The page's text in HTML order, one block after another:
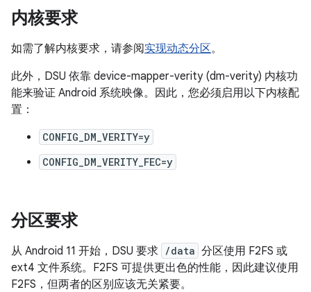
内核要求
如需了解内核要求，请参阅实现动态分区。
此外，DSU 依靠 device-mapper-verity (dm-verity) 内核功
能来验证 Android 系统映像。因此，您必须启用以下内核配
置：
CONFIG_DM_VERITY=y
CONFIG_DM_VERITY_FEC=y
分区要求
从 Android 11 开始，DSU 要求 /data 分区使用 F2FS 或
ext4 文件系统。F2FS 可提供更出色的性能，因此建议使用
F2FS，但两者的区别应该无关紧要。